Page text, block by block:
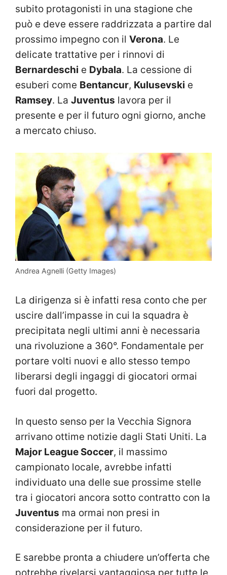
subito protagonisti in una stagione che
può e deve essere raddrizzata a partire dal
prossimo impegno con il Verona. Le
delicate trattative per i rinnovi di
Bernardeschi e Dybala. La cessione di
esuberi come Bentancur, Kulusevski e
Ramsey. La Juventus lavora per il
presente e per il futuro ogni giorno, anche
a mercato chiuso.
Andrea Agnelli (Getty Images)
La dirigenza si è infatti resa conto che per
uscire dall’impasse in cui la squadra è
precipitata negli ultimi anni è necessaria
una rivoluzione a 360°. Fondamentale per
portare volti nuovi e allo stesso tempo
liberarsi degli ingaggi di giocatori ormai
fuori dal progetto.
In questo senso per la Vecchia Signora
arrivano ottime notizie dagli Stati Uniti. La
Major League Soccer, il massimo
campionato locale, avrebbe infatti
individuato una delle sue prossime stelle
tra i giocatori ancora sotto contratto con la
Juventus ma ormai non presi in
considerazione per il futuro.
E sarebbe pronta a chiudere un’offerta che